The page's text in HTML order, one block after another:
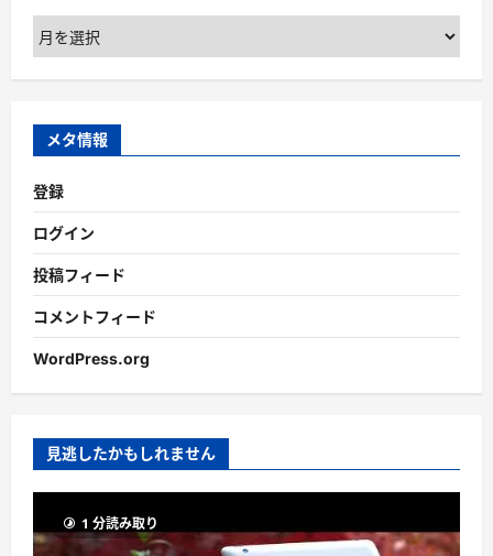
ア
ー
カ
ブ
メタ情報
登録
ログイン
投稿フィード
コメントフィード
WordPress.org
見逃したかもしれません
1 分読み取り